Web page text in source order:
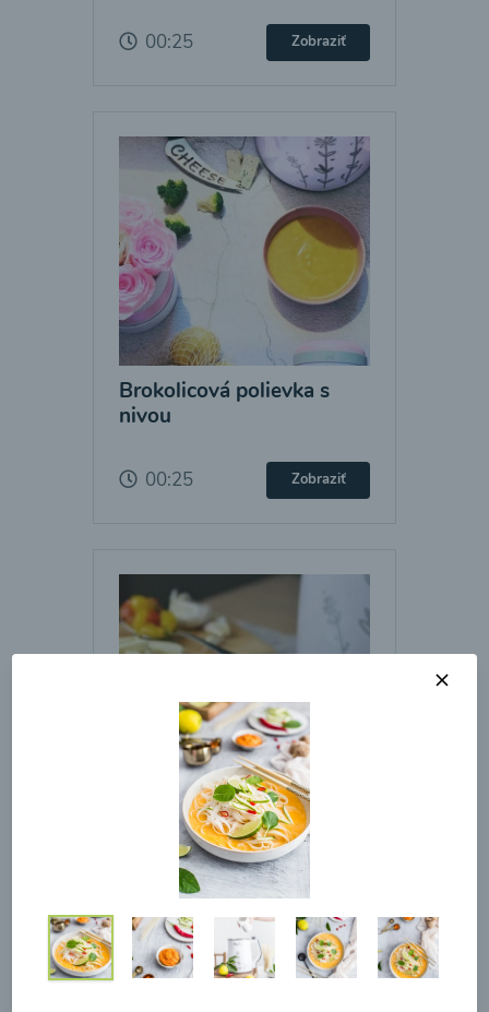
00:25 Zobraziť
Brokolicová polievka s
nivou
00:25 Zobraziť
Brokolicová polievka s
pečenými cherry a
mozzarelou od Recepty
Mojej Zdravej Kuchyne
00:25 Zobraziť